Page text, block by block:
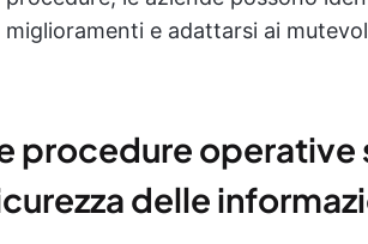
miglioramenti e adattarsi ai
procedure
delle